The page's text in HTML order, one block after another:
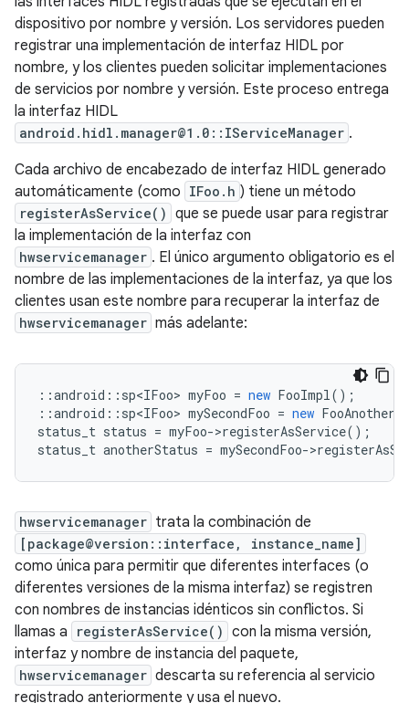
dispositivo por nombre y versión. Los servidores pueden
registrar una implementación de interfaz HIDL por
nombre, y los clientes pueden solicitar implementaciones
de servicios por nombre y versión. Este proceso entrega
la interfaz HIDL
android.hidl.manager@1.0::IServiceManager .
Cada archivo de encabezado de interfaz HIDL generado
automáticamente (como IFoo.h ) tiene un método
registerAsService() que se puede usar para registrar
la implementación de la interfaz con
hwservicemanager . El único argumento obligatorio es el
nombre de las implementaciones de la interfaz, ya que los
clientes usan este nombre para recuperar la interfaz de
hwservicemanager más adelante:
::android :: sp<IFoo> myFoo = new FooImpl();
::android :: sp<IFoo> mySecondFoo = new
status_t status = myFoo->registerAsService();
status_t anotherStatus = mySecondFoo->
hwservicemanager trata la combinación de
[package@version::interface, instance_name]
como única para permitir que diferentes interfaces (o
diferentes versiones de la misma interfaz) se registren
con nombres de instancias idénticos sin conflictos. Si
llamas a
registerAsService() con la misma versión,
interfaz y nombre de instancia del paquete,
hwservicemanager descarta su referencia al servicio
registrado anteriormente y usa el nuevo.